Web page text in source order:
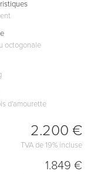
octogonale
d'amourette
2.200 €
TVA de 19% incluse
1.849 €